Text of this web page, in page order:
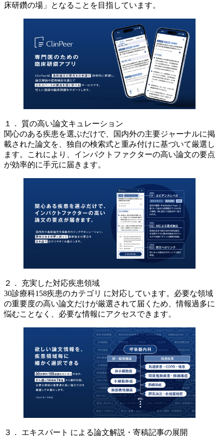
床研鑽の場」となることを目指しています。
１． 質の高い論文キュレーション
関心のある疾患を選ぶだけで、国内外の主要ジャーナルに掲
載された論文を、独自の検索式と重み付けに基づいて厳選し
ます。これにより、インパクトファクターの高い論文の要点
が効率的に手元に届きます。
２． 充実した対応疾患領域
30診療科158疾患のカテゴリ に対応しています。必要な領域
の重要度の高い論文だけが厳選されて届くため、情報過多に
悩むことなく、必要な情報にアクセスできます。
３． エキスパート による論文解説・寄稿記事の展開